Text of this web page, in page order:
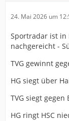
24. Mai 2026 um
Sportradar ist in
nachgereicht -
TVG gewinnt
HG siegt über
TVG siegt gegen
HG ringt HSC